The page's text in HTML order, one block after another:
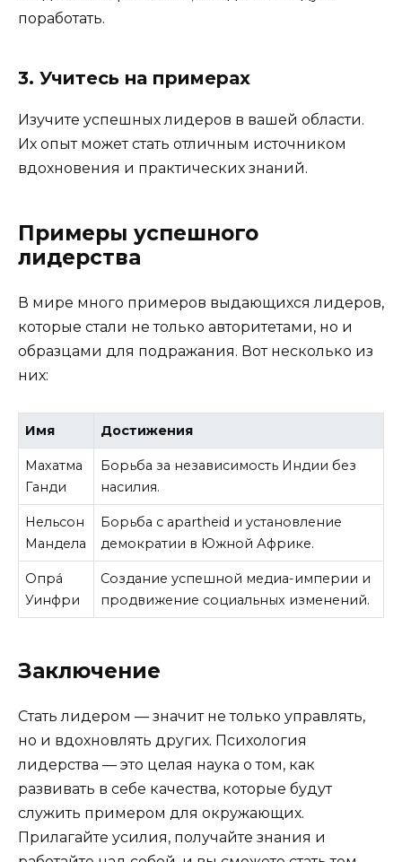
поработать.
3. Учитесь на примерах
Изучите успешных лидеров в вашей области.
Их опыт может стать отличным источником
вдохновения и практических знаний.
Примеры успешного
лидерства
В мире много примеров выдающихся лидеров,
которые стали не только авторитетами, но и
образцами для подражания. Вот несколько из
них:
Имя Достижения
Махатма
Ганди
Борьба за независимость Индии без
насилия.
Нельсон
Мандела
Борьба с apartheid и установление
демократии в Южной Африке.
Опрá
Уинфри
Создание успешной медиа-империи и
продвижение социальных изменений.
Заключение
Стать лидером — значит не только управлять,
но и вдохновлять других. Психология
лидерства — это целая наука о том, как
развивать в себе качества, которые будут
служить примером для окружающих.
Прилагайте усилия, получайте знания и